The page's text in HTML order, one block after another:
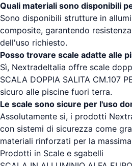
Quali materiali sono disponibili
Sono disponibili strutture in
composite, garantendo
dell'uso richiesto.
Posso trovare scale adatte alle
Sì, NextradeItalia offre scale
SCALA DOPPIA SALITA CM.107
sicuro alle piscine fuori terra.
Le scale sono sicure per l'uso
Assolutamente sì, i prodotti
con sistemi di sicurezza come
materiali rinforzati per la
Prodotti in Scale e sgabelli